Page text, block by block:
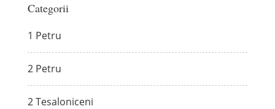
Categorii
1 Petru
2 Petru
2 Tesaloniceni